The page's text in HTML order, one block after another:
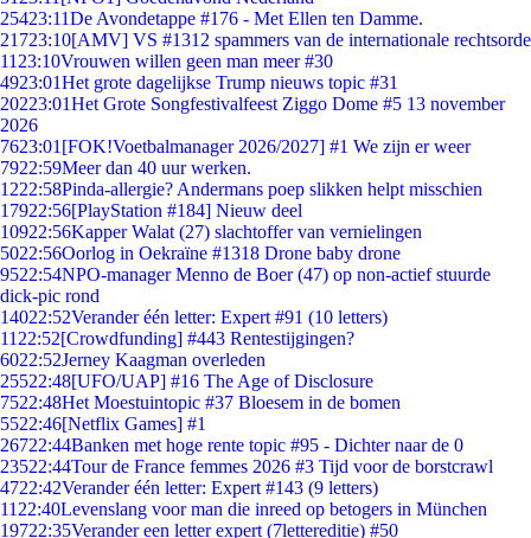
25423:11De Avondetappe #176 - Met Ellen ten Damme.
21723:10[AMV] VS #1312 spammers van de internationale rechtsorde
11 23:10Vrouwen willen geen man meer #30
4923:01Het grote dagelijkse Trump nieuws topic #31
20223:01Het Grote Songfestivalfeest Ziggo Dome #5 13 november
2026
7623:01 [FOK!Voetbalmanager 2026/2027] #1 We zijn er weer
7922:59Meer dan 40 uur werken.
1222:58Pinda-allergie? Andermans poep slikken helpt misschien
17922:56[PlayStation #184] Nieuw deel
10922:56Kapper Walat (27) slachtoffer van vernielingen
5022:56Oorlog in Oekraïne #1318 Drone baby drone
9522:54NPO-manager Menno de Boer (47) op non-actief stuurde
dick-pic rond
14022:52Verander één letter: Expert #91 (10 letters)
11 22:52[Crowdfunding] #443 Rentestijgingen?
6022:52Jerney Kaagman overleden
25522:48[UFO/UAP] #16 The Age of Disclosure
7522:48Het Moestuintopic #37 Bloesem in de bomen
5522:46[Netflix Games] #1
26722:44Banken met hoge rente topic #95 - Dichter naar de 0
23522:44Tour de France femmes 2026 #3 Tijd voor de borstcrawl
4722:42Verander één letter: Expert #143 (9 letters)
11 22:40Levenslang voor man die inreed op betogers in München
19722:35Verander een letter expert (7lettereditie) #50